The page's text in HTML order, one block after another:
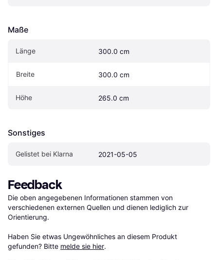
Maße
Länge 300.0 cm
Breite 300.0 cm
Höhe 265.0 cm
Sonstiges
Gelistet bei Klarna 2021-05-05
Feedback
Die oben angegebenen Informationen stammen von
verschiedenen externen Quellen und dienen lediglich zur
Orientierung.
Haben Sie etwas Ungewöhnliches an diesem Produkt
gefunden? Bitte melde sie hier.